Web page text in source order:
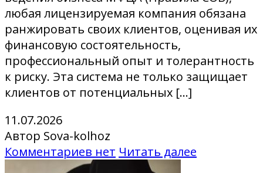
любая лицензируемая компания обязана
ранжировать своих клиентов, оценивая их
финансовую состоятельность,
профессиональный опыт и толерантность
к риску. Эта система не только защищает
клиентов от потенциальных […]
11.07.2026
Автор Sova-kolhoz
Комментариев нет Читать далее